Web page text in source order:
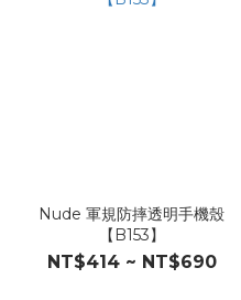
Nude 軍規防摔透明手機殼
【B153】
NT$414 ~ NT$690